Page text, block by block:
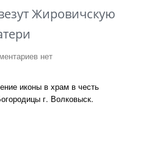
Жировичскую
нет
иконы в храм в честь
г. Волковыск.